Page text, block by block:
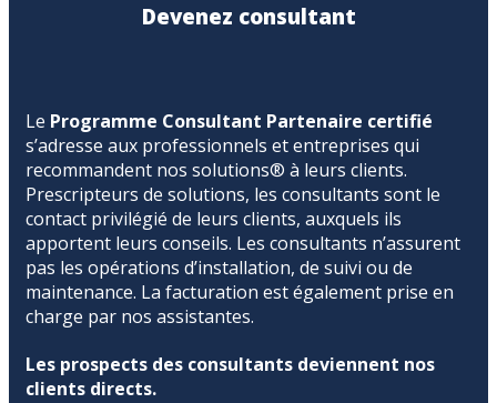
Devenez consultant
Le Programme Consultant Partenaire certifié
s’adresse aux professionnels et entreprises qui
recommandent nos solutions® à leurs clients.
Prescripteurs de solutions, les consultants sont le
contact privilégié de leurs clients, auxquels ils
apportent leurs conseils. Les consultants n’assurent
pas les opérations d’installation, de suivi ou de
maintenance. La facturation est également prise en
charge par nos assistantes.
Les prospects des consultants deviennent nos
clients directs.